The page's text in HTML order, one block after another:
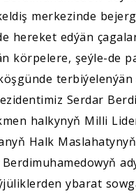
merkezinde
hereket edýän
körpelere, şeýle-de
terbiýelenýän
Serdar
halkynyň Milli
Halk
ybarat